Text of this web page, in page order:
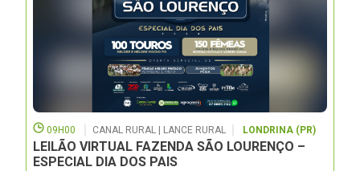
09H00 CANAL RURAL | LANCE RURAL LONDRINA (PR)
LEILÃO VIRTUAL FAZENDA SÃO LOURENÇO –
ESPECIAL DIA DOS PAIS